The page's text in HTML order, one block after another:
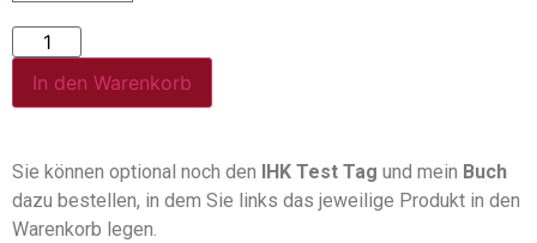
In den Warenkorb
Sie können optional noch den IHK Test Tag und mein Buch
dazu bestellen, in dem Sie links das jeweilige Produkt in den
Warenkorb legen.